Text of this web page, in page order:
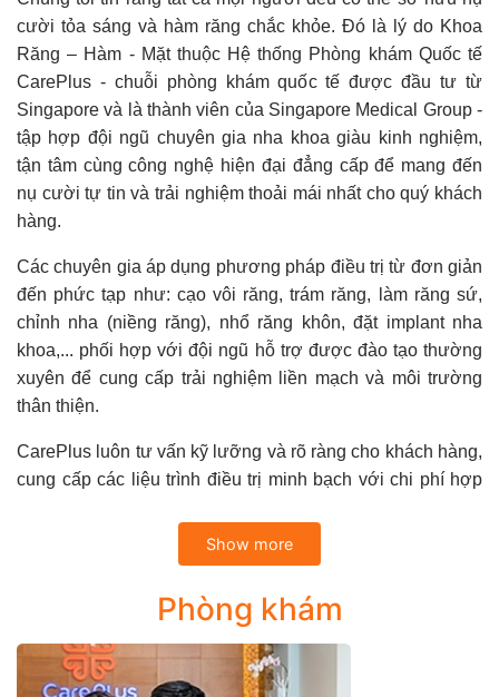
cười tỏa sáng và hàm răng chắc khỏe. Đó là lý do Khoa
Răng – Hàm - Mặt thuộc Hệ thống Phòng khám Quốc tế
CarePlus - chuỗi phòng khám quốc tế được đầu tư từ
Singapore và là thành viên của Singapore Medical Group -
tập hợp đội ngũ chuyên gia nha khoa giàu kinh nghiệm,
tận tâm cùng công nghệ hiện đại đẳng cấp để mang đến
nụ cười tự tin và trải nghiệm thoải mái nhất cho quý khách
hàng.
Các chuyên gia áp dụng phương pháp điều trị từ đơn giản
đến phức tạp như: cạo vôi răng, trám răng, làm răng sứ,
chỉnh nha (niềng răng), nhổ răng khôn, đặt implant nha
khoa,... phối hợp với đội ngũ hỗ trợ được đào tạo thường
xuyên để cung cấp trải nghiệm liền mạch và môi trường
thân thiện.
CarePlus luôn tư vấn kỹ lưỡng và rõ ràng cho khách hàng,
cung cấp các liệu trình điều trị minh bạch với chi phí hợp
sinh vô trùng; đồng thời áp dụng nhiều phương thức thanh
II/ DỊCH VỤ NHA KHOA
Theo chuyên gia tại CarePlus, dù là trẻ em hay người lớn
cũng nên đi kiểm tra sức khỏe răng miệng ít nhất 6 tháng 1
Show more
Phòng khám